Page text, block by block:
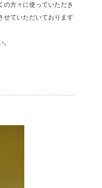
の方々に使っていただき
せていただいております